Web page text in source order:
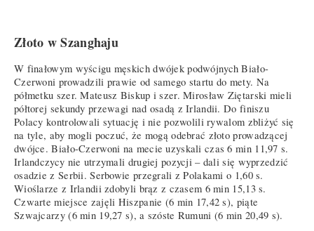
Złoto w Szanghaju
W finałowym wyścigu męskich dwójek podwójnych Biało-
Czerwoni prowadzili prawie od samego startu do mety. Na
półmetku szer. Mateusz Biskup i szer. Mirosław Ziętarski mieli
półtorej sekundy przewagi nad osadą z Irlandii. Do finiszu
Polacy kontrolowali sytuację i nie pozwolili rywalom zbliżyć się
na tyle, aby mogli poczuć, że mogą odebrać złoto prowadzącej
dwójce. Biało-Czerwoni na mecie uzyskali czas 6 min 11,97 s.
Irlandczycy nie utrzymali drugiej pozycji – dali się wyprzedzić
osadzie z Serbii. Serbowie przegrali z Polakami o 1,60 s.
Wioślarze z Irlandii zdobyli brąz z czasem 6 min 15,13 s.
Czwarte miejsce zajęli Hiszpanie (6 min 17,42 s), piąte
Szwajcarzy (6 min 19,27 s), a szóste Rumuni (6 min 20,49 s).